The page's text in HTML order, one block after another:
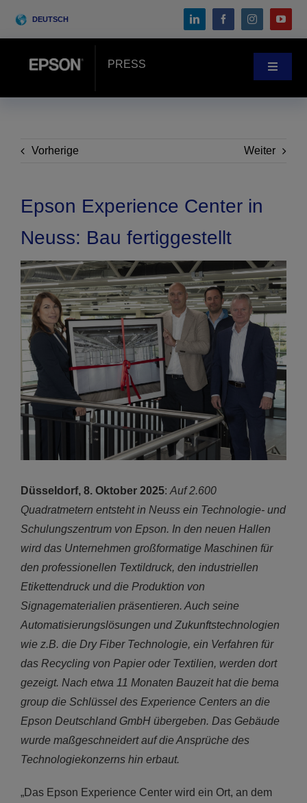
DEUTSCH
PRESS
Toggle
Anwenderberichte
Messen & Events
Search
for:
Vorherige Weiter
Epson Experience Center in
Neuss: Bau fertiggestellt
Düsseldorf, 8. Oktober 2025: Auf 2.600
Quadratmetern entsteht in Neuss ein Technologie- und
Schulungszentrum von Epson. In den neuen Hallen
wird das Unternehmen großformatige Maschinen für
den professionellen Textildruck, den industriellen
Etikettendruck und die Produktion von
Signagematerialien präsentieren. Auch seine
Automatisierungslösungen und Zukunftstechnologien
wie z.B. die Dry Fiber Technologie, ein Verfahren für
das Recycling von Papier oder Textilien, werden dort
gezeigt. Nach etwa 11 Monaten Bauzeit hat die bema
group die Schlüssel des Experience Centers an die
Epson Deutschland GmbH übergeben. Das Gebäude
wurde maßgeschneidert auf die Ansprüche des
Technologiekonzerns hin erbaut.
„Das Epson Experience Center wird ein Ort, an dem